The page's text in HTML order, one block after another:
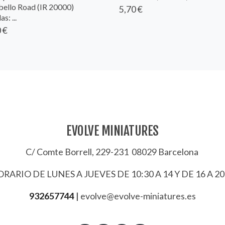
Road (IR 20000)
...
€
5,70 €
EVOLVE MINIATURES
C/ Comte Borrell, 229-231 08029 Barcelona
DE LUNES A JUEVES DE 10:30 A 14 Y DE 16 A
932657744 | evolve@evolve-miniatures.es